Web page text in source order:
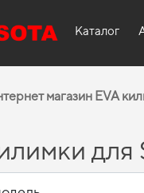
Каталог
магазин EVA
для